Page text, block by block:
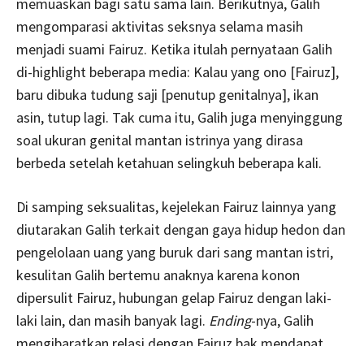
mengomparasi aktivitas seksnya selama masih
menjadi suami Fairuz. Ketika itulah pernyataan Galih
di-highlight beberapa media: Kalau yang ono [Fairuz],
baru dibuka tudung saji [penutup genitalnya], ikan
asin, tutup lagi. Tak cuma itu, Galih juga menyinggung
soal ukuran genital mantan istrinya yang dirasa
berbeda setelah ketahuan selingkuh beberapa kali.
Di samping seksualitas, kejelekan Fairuz lainnya yang
diutarakan Galih terkait dengan gaya hidup hedon dan
pengelolaan uang yang buruk dari sang mantan istri,
kesulitan Galih bertemu anaknya karena konon
dipersulit Fairuz, hubungan gelap Fairuz dengan laki-
laki lain, dan masih banyak lagi. Ending-nya, Galih